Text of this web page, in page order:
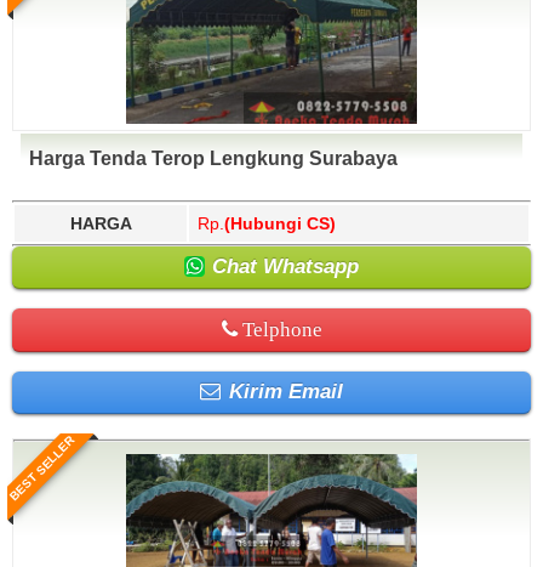
Harga Tenda Terop Lengkung Surabaya
HARGA Rp. (Hubungi CS)
Chat Whatsapp
Telphone
Kirim Email
BEST SELLER